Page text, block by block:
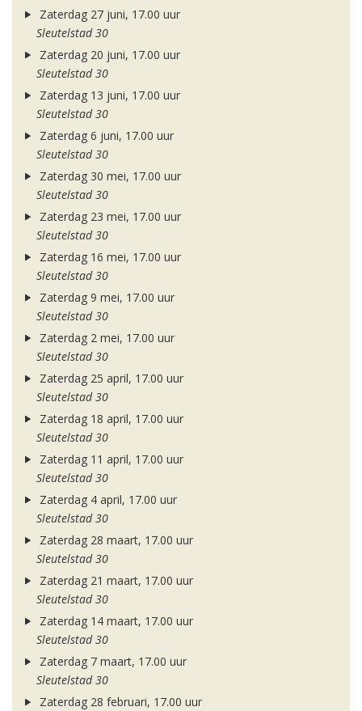
Zaterdag 27 juni, 17.00 uur
Sleutelstad 30
Zaterdag 20 juni, 17.00 uur
Sleutelstad 30
Zaterdag 13 juni, 17.00 uur
Sleutelstad 30
Zaterdag 6 juni, 17.00 uur
Sleutelstad 30
Zaterdag 30 mei, 17.00 uur
Sleutelstad 30
Zaterdag 23 mei, 17.00 uur
Sleutelstad 30
Zaterdag 16 mei, 17.00 uur
Sleutelstad 30
Zaterdag 9 mei, 17.00 uur
Sleutelstad 30
Zaterdag 2 mei, 17.00 uur
Sleutelstad 30
Zaterdag 25 april, 17.00 uur
Sleutelstad 30
Zaterdag 18 april, 17.00 uur
Sleutelstad 30
Zaterdag 11 april, 17.00 uur
Sleutelstad 30
Zaterdag 4 april, 17.00 uur
Sleutelstad 30
Zaterdag 28 maart, 17.00 uur
Sleutelstad 30
Zaterdag 21 maart, 17.00 uur
Sleutelstad 30
Zaterdag 14 maart, 17.00 uur
Sleutelstad 30
Zaterdag 7 maart, 17.00 uur
Sleutelstad 30
Zaterdag 28 februari, 17.00 uur